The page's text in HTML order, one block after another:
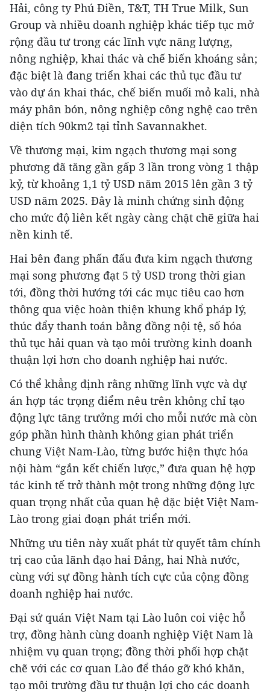
Hải, công ty Phú Điền, T&T, TH True Milk, Sun
Group và nhiều doanh nghiệp khác tiếp tục mở
rộng đầu tư trong các lĩnh vực năng lượng,
nông nghiệp, khai thác và chế biến khoáng sản;
đặc biệt là đang triển khai các thủ tục đầu tư
vào dự án khai thác, chế biến muối mỏ kali, nhà
máy phân bón, nông nghiệp công nghệ cao trên
diện tích 90km2 tại tỉnh Savannakhet.
Về thương mại, kim ngạch thương mại song
phương đã tăng gần gấp 3 lần trong vòng 1 thập
kỷ, từ khoảng 1,1 tỷ USD năm 2015 lên gần 3 tỷ
USD năm 2025. Đây là minh chứng sinh động
cho mức độ liên kết ngày càng chặt chẽ giữa hai
nền kinh tế.
Hai bên đang phấn đấu đưa kim ngạch thương
mại song phương đạt 5 tỷ USD trong thời gian
tới, đồng thời hướng tới các mục tiêu cao hơn
thông qua việc hoàn thiện khung khổ pháp lý,
thúc đẩy thanh toán bằng đồng nội tệ, số hóa
thủ tục hải quan và tạo môi trường kinh doanh
thuận lợi hơn cho doanh nghiệp hai nước.
Có thể khẳng định rằng những lĩnh vực và dự
án hợp tác trọng điểm nêu trên không chỉ tạo
động lực tăng trưởng mới cho mỗi nước mà còn
góp phần hình thành không gian phát triển
chung Việt Nam-Lào, từng bước hiện thực hóa
nội hàm “gắn kết chiến lược,” đưa quan hệ hợp
tác kinh tế trở thành một trong những động lực
quan trọng nhất của quan hệ đặc biệt Việt Nam-
Lào trong giai đoạn phát triển mới.
Những ưu tiên này xuất phát từ quyết tâm chính
trị cao của lãnh đạo hai Đảng, hai Nhà nước,
cùng với sự đồng hành tích cực của cộng đồng
doanh nghiệp hai nước.
Đại sứ quán Việt Nam tại Lào luôn coi việc hỗ
trợ, đồng hành cùng doanh nghiệp Việt Nam là
nhiệm vụ quan trọng; đồng thời phối hợp chặt
chẽ với các cơ quan Lào để tháo gỡ khó khăn,
tạo môi trường đầu tư thuận lợi cho các doanh